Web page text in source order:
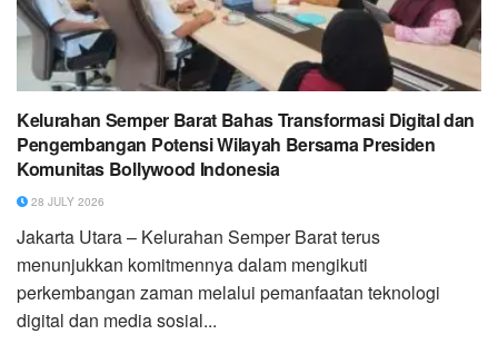
Kelurahan Semper Barat Bahas Transformasi Digital dan
Pengembangan Potensi Wilayah Bersama Presiden
Komunitas Bollywood Indonesia
28 JULY 2026
Jakarta Utara – Kelurahan Semper Barat terus
menunjukkan komitmennya dalam mengikuti
perkembangan zaman melalui pemanfaatan teknologi
digital dan media sosial...